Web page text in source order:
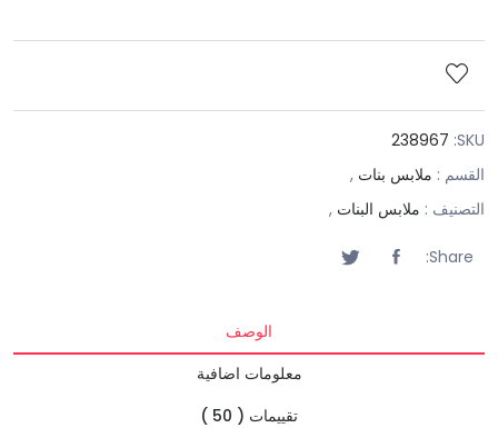
SKU:
238967
القسم : ملابس بنات ,
التصنيف : ملابس البنات ,
Share:
الوصف
معلومات اضافية
تقييمات ( 50 )